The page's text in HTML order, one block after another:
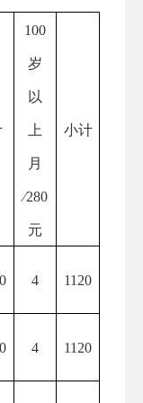
100
岁
以
上
月
∕280
元
小计
4 1120
4 1120